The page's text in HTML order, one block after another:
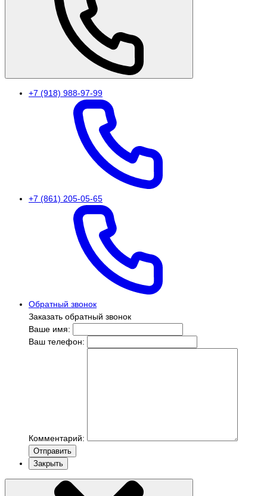
+7 (918) 988-97-99
+7 (861) 205-05-65
Обратный звонок
Заказать обратный звонок
Ваше имя:
Ваш телефон:
Комментарий:
Отправить
Закрыть